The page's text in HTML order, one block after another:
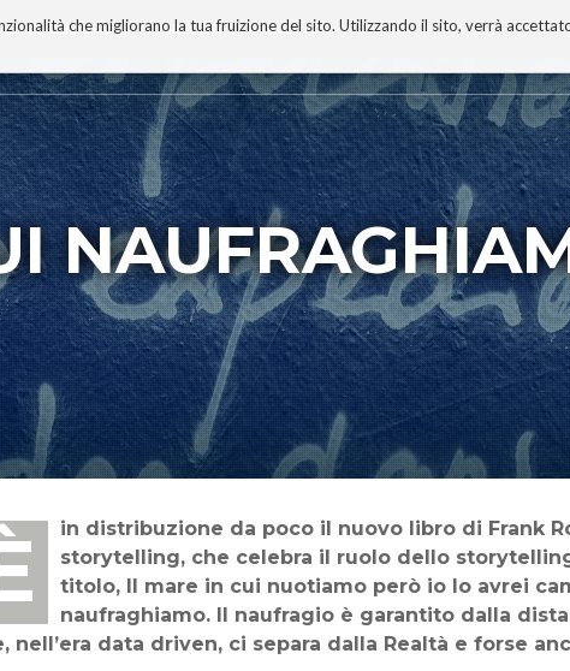
che migliorano la tua fruizione del sito. Utilizzando il sito, verrà
I MIEI LIBRI PROGETTO
Rose, esperto di strategic
storytelling, che celebra il ruolo dello
titolo, Il mare in cui nuotiamo però io lo avrei
naufraghiamo. Il naufragio è garantito dalla
nell’era data driven, ci separa dalla Realtà e forse